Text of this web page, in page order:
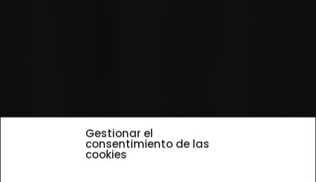
Gestionar el
consentimiento de las
cookies